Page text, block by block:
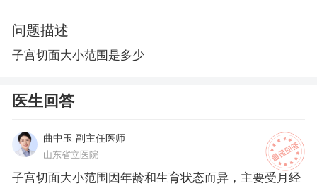
问题描述
子宫切面大小范围是多少
医生回答
曲中玉 副主任医师
山东省立医院
子宫切面大小范围因年龄和生育状态而异，主要受月经